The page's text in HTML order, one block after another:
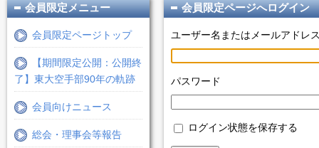
会員限定メニュー
会員限定ページトップ
【期間限定公開：公開終
了】東大空手部90年の軌跡
会員向けニュース
総会・理事会等報告
会員限定ページへログイン
ユーザー名またはメールアドレ
パスワード
ログイン状態を保存する